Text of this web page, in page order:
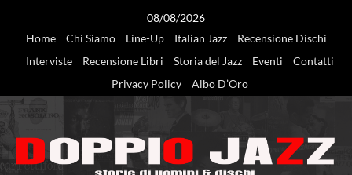
08/08/2026
Home
Chi Siamo Line-Up Italian Jazz
Recensione Dischi
Interviste
Recensione Libri Storia del Jazz Eventi
Contatti
Privacy Policy
Albo D’Oro